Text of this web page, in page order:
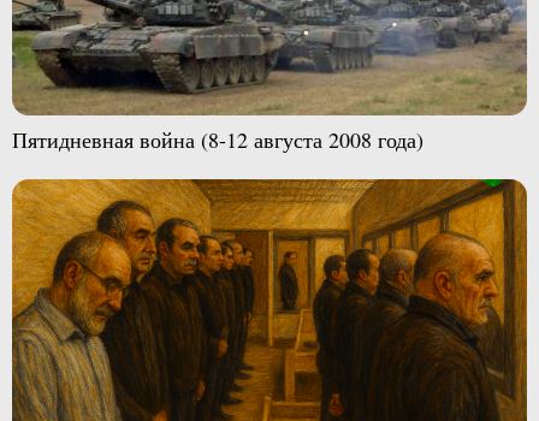
Пятидневная война (8-12 августа 2008 года)